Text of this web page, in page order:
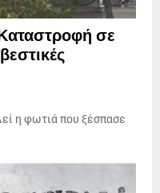
σε
η φωτιά που ξέσπασε